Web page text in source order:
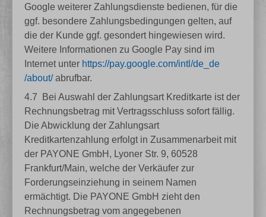
Google weiterer Zahlungsdienste bedienen, für die
ggf. besondere Zahlungsbedingungen gelten, auf
die der Kunde ggf. gesondert hingewiesen wird.
Weitere Informationen zu Google Pay sind im
Internet unter https://pay.google.com/intl/de_de
/about/ abrufbar.
4.7
Bei Auswahl der Zahlungsart Kreditkarte ist der
Rechnungsbetrag mit Vertragsschluss sofort fällig.
Die Abwicklung der Zahlungsart
Kreditkartenzahlung erfolgt in Zusammenarbeit mit
der PAYONE GmbH, Lyoner Str. 9, 60528
Frankfurt/Main, welche der Verkäufer zur
Forderungseinziehung in seinem Namen
ermächtigt. Die PAYONE GmbH zieht den
Rechnungsbetrag vom angegebenen